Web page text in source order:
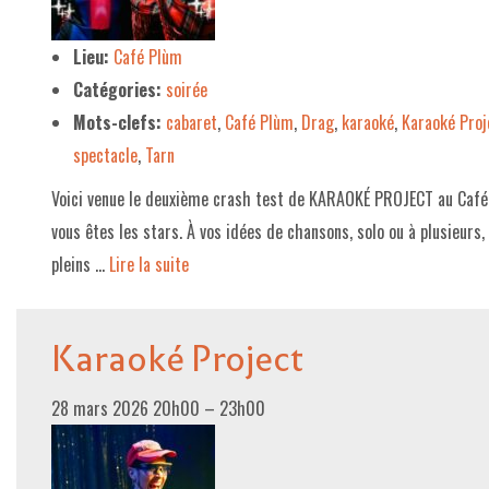
LE PROJET DE TERRITOIRE
LE CAFÉ/RESTO
LES FORMULES
NOS FOURNISSEUR·EUSE·S
LA LIBRAIRIE
COMMANDER UN LIVRE
LES EXPOSITIONS
INFOS & ACCESSIBILITÉ
Lieu: Café Plùm
Catégories: soirée
Mots-clefs: cabaret, Café Plùm, Drag, karaoké, Karaoké
spectacle, Tarn
Voici venue le deuxième crash test de KARAOKÉ PROJECT au
vous êtes les stars. À vos idées de chansons, solo ou à
pleins … Lire la suite­­
Karaoké Project
28 mars 2026 20h00 – 23h00